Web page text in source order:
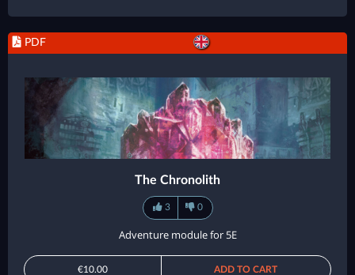
PDF
The Chronolith
3 0
Adventure module for 5E
€10.00 ADD TO CART